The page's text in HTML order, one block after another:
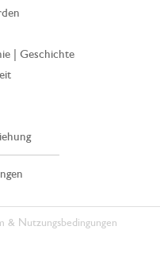
| Geschichte
& Nutzungsbedingungen